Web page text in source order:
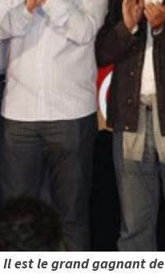
est le grand gagnant de